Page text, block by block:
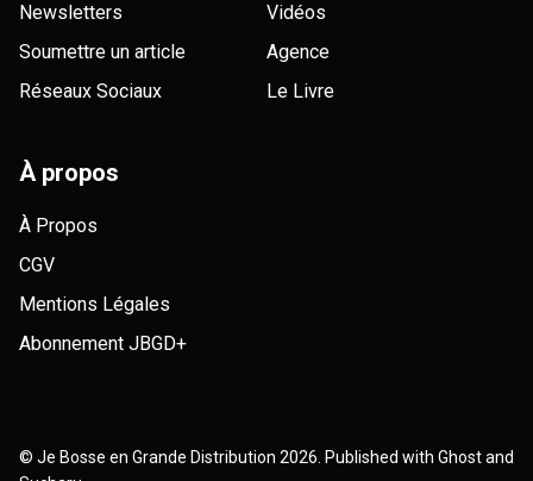
Newsletters
Soumettre un article
Réseaux Sociaux
Vidéos
Agence
Le Livre
À propos
À Propos
CGV
Mentions Légales
Abonnement JBGD+
© Je Bosse en Grande Distribution 2026. Published with Ghostand